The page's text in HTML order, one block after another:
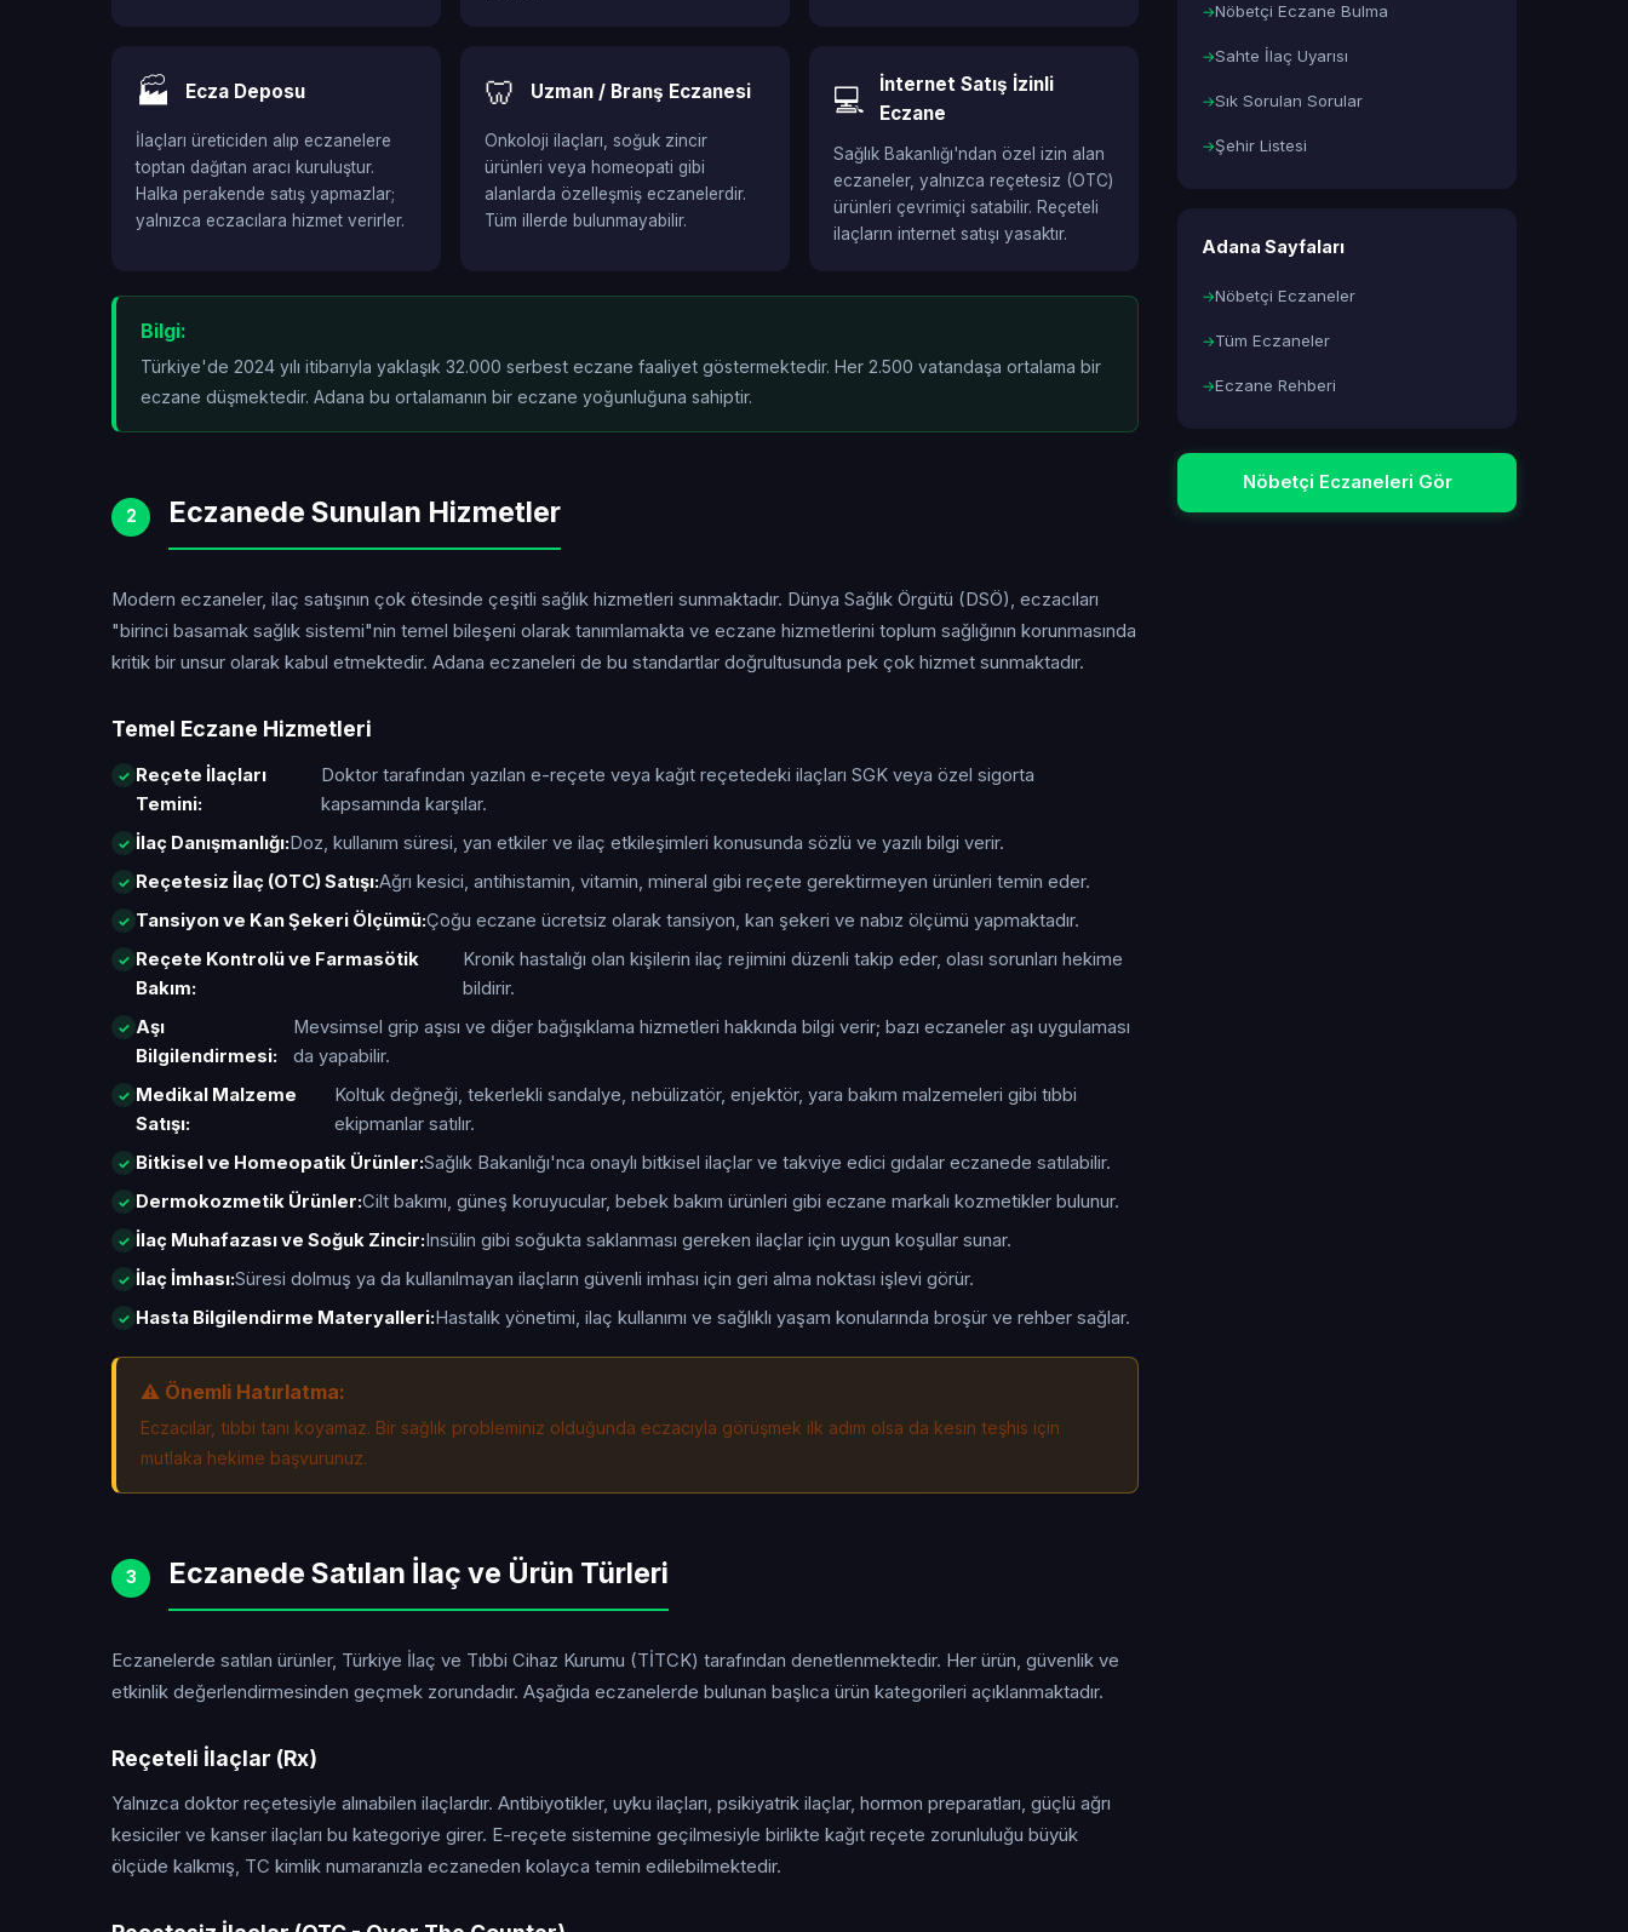
🏭 Ecza Deposu
İlaçları üreticiden alıp eczanelere
toptan dağıtan aracı kuruluştur.
Halka perakende satış yapmazlar;
yalnızca eczacılara hizmet verirler.
🦷 Uzman / Branş Eczanesi
Onkoloji ilaçları, soğuk zincir
ürünleri veya homeopati gibi
alanlarda özelleşmiş eczanelerdir.
Tüm illerde bulunmayabilir.
💻
İnternet Satış İzinli
Eczane
Sağlık Bakanlığı'ndan özel izin alan
eczaneler, yalnızca reçetesiz (OTC)
ürünleri çevrimiçi satabilir. Reçeteli
ilaçların internet satışı yasaktır.
Bilgi:
Türkiye'de 2024 yılı itibarıyla yaklaşık 32.000 serbest eczane faaliyet göstermektedir. Her 2.500 vatandaşa ortalama bir
eczane düşmektedir. Adana bu ortalamanın bir eczane yoğunluğuna sahiptir.
2 Eczanede Sunulan Hizmetler
Modern eczaneler, ilaç satışının çok ötesinde çeşitli sağlık hizmetleri sunmaktadır. Dünya Sağlık Örgütü (DSÖ), eczacıları
"birinci basamak sağlık sistemi"nin temel bileşeni olarak tanımlamakta ve eczane hizmetlerini toplum sağlığının korunmasında
kritik bir unsur olarak kabul etmektedir. Adana eczaneleri de bu standartlar doğrultusunda pek çok hizmet sunmaktadır.
Temel Eczane Hizmetleri
Reçete İlaçları
Temini:
Doktor tarafından yazılan e-reçete veya kağıt reçetedeki ilaçları SGK veya özel sigorta
kapsamında karşılar.
İlaç Danışmanlığı:Doz, kullanım süresi, yan etkiler ve ilaç etkileşimleri konusunda sözlü ve yazılı bilgi verir.
Reçetesiz İlaç (OTC) Satışı:Ağrı kesici, antihistamin, vitamin, mineral gibi reçete gerektirmeyen ürünleri temin eder.
Tansiyon ve Kan Şekeri Ölçümü:Çoğu eczane ücretsiz olarak tansiyon, kan şekeri ve nabız ölçümü yapmaktadır.
Reçete Kontrolü ve Farmasötik
Bakım:
Kronik hastalığı olan kişilerin ilaç rejimini düzenli takip eder, olası sorunları hekime
bildirir.
Aşı
Bilgilendirmesi:
Mevsimsel grip aşısı ve diğer bağışıklama hizmetleri hakkında bilgi verir; bazı eczaneler aşı uygulaması
da yapabilir.
Medikal Malzeme
Satışı:
Koltuk değneği, tekerlekli sandalye, nebülizatör, enjektör, yara bakım malzemeleri gibi tıbbi
ekipmanlar satılır.
Bitkisel ve Homeopatik Ürünler:Sağlık Bakanlığı'nca onaylı bitkisel ilaçlar ve takviye edici gıdalar eczanede satılabilir.
Dermokozmetik Ürünler:Cilt bakımı, güneş koruyucular, bebek bakım ürünleri gibi eczane markalı kozmetikler bulunur.
İlaç Muhafazası ve Soğuk Zincir:Insülin gibi soğukta saklanması gereken ilaçlar için uygun koşullar sunar.
İlaç İmhası:Süresi dolmuş ya da kullanılmayan ilaçların güvenli imhası için geri alma noktası işlevi görür.
Hasta Bilgilendirme Materyalleri:Hastalık yönetimi, ilaç kullanımı ve sağlıklı yaşam konularında broşür ve rehber sağlar.
⚠️ Önemli Hatırlatma:
Eczacılar, tıbbi tanı koyamaz. Bir sağlık probleminiz olduğunda eczacıyla görüşmek ilk adım olsa da kesin teşhis için
mutlaka hekime başvurunuz.
3 Eczanede Satılan İlaç ve Ürün Türleri
Eczanelerde satılan ürünler, Türkiye İlaç ve Tıbbi Cihaz Kurumu (TİTCK) tarafından denetlenmektedir. Her ürün, güvenlik ve
etkinlik değerlendirmesinden geçmek zorundadır. Aşağıda eczanelerde bulunan başlıca ürün kategorileri açıklanmaktadır.
Reçeteli İlaçlar (Rx)
Yalnızca doktor reçetesiyle alınabilen ilaçlardır. Antibiyotikler, uyku ilaçları, psikiyatrik ilaçlar, hormon preparatları, güçlü ağrı
kesiciler ve kanser ilaçları bu kategoriye girer. E-reçete sistemine geçilmesiyle birlikte kağıt reçete zorunluluğu büyük
ölçüde kalkmış, TC kimlik numaranızla eczaneden kolayca temin edilebilmektedir.
Nöbetçi Eczane Bulma
Sahte İlaç Uyarısı
Sık Sorulan Sorular
Şehir Listesi
Adana Sayfaları
Nöbetçi Eczaneler
Tüm Eczaneler
Eczane Rehberi
Nöbetçi Eczaneleri Gör